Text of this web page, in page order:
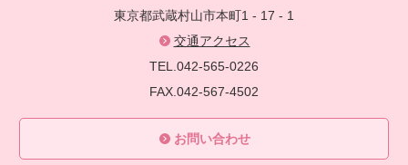
東京都武蔵村山市本町1 - 17 - 1
交通アクセス
TEL.042-565-0226
FAX.042-567-4502
お問い合わせ